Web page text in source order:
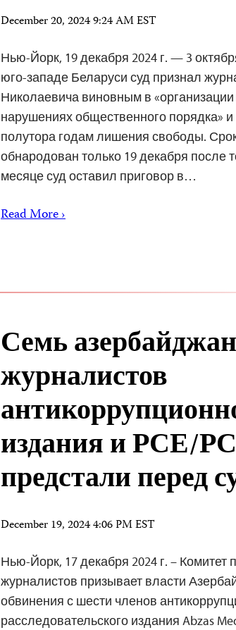
December 20, 2024 9:24 AM EST
Нью-Йорк, 19 декабря 2024 г. — 3
юго-западе Беларуси суд признал
Николаевича виновным в
нарушениях общественного порядка» и
полутора годам лишения свободы.
обнародован только 19 декабря после
месяце суд оставил приговор в…
Read More ›
Семь
журналистов
издания и РСЕ/РС
предстали перед
December 19, 2024 4:06 PM EST
Нью-Йорк, 17 декабря 2024 г. – Комитет
журналистов призывает власти
обвинения с шести членов
расследовательского издания Abzas